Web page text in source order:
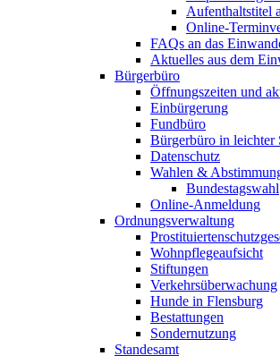
Aufenthaltstitel
Online-
FAQs an das
Aktuelles aus dem
Bürgerbüro
Öffnungszeiten und
Einbürgerung
Fundbüro
Bürgerbüro in leichter
Datenschutz
Wahlen &
Bundestagswahl
Online-Anmeldung
Ordnungsverwaltung
Wohnpflegeaufsicht
Stiftungen
Verkehrsüberwachung
Hunde in Flensburg
Bestattungen
Sondernutzung
Standesamt